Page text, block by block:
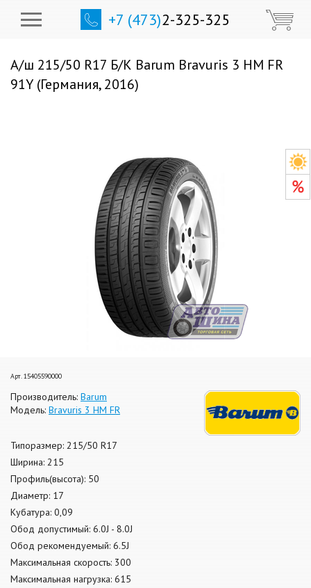
+7 (473)2-325-325
А/ш 215/50 R17 Б/К Barum Bravuris 3 HM FR
91Y (Германия, 2016)
Арт. 15405590000
Производитель: Barum
Модель: Bravuris 3 HM FR
Типоразмер: 215/50 R17
Ширина: 215
Профиль(высота): 50
Диаметр: 17
Кубатура: 0,09
Обод допустимый: 6.0J - 8.0J
Обод рекомендуемый: 6.5J
Максимальная скорость: 300
Максимальная нагрузка: 615